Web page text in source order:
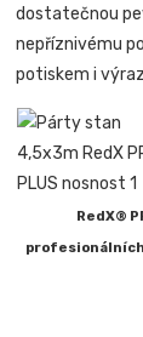
dostatečnou
nepříznivému
potiskem i
RedX®
profesionálních